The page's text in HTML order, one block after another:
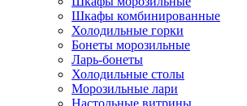
Шкафы комбинированные
Холодильные горки
Бонеты морозильные
Ларь-бонеты
Холодильные столы
Морозильные лари
Настольные витрины